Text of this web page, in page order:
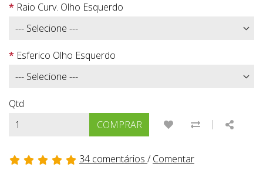
Raio Curv. Olho Esquerdo
Esferico Olho Esquerdo
Qtd
COMPRAR
ADICIONAR À LISTA
COMPARAR
| SHARE
34 comentários /Comentar